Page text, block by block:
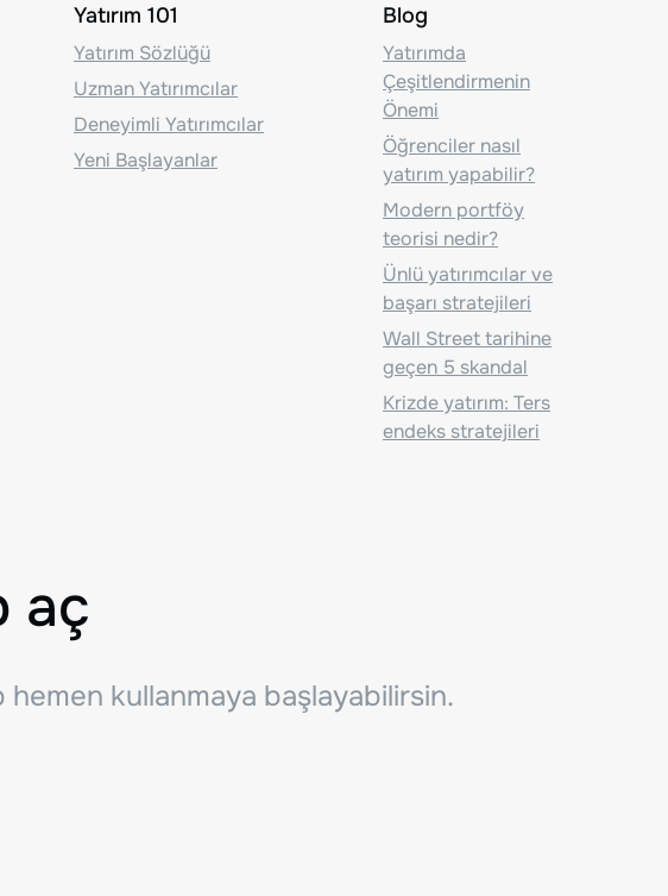
Yatırım 101
Yatırım Sözlüğü
Uzman Yatırımcılar
Deneyimli Yatırımcılar
Yeni Başlayanlar
Blog
Yatırımda
Çeşitlendirmenin
Önemi
Öğrenciler nasıl
yatırım yapabilir?
Modern portföy
teorisi nedir?
Ünlü yatırımcılar ve
başarı stratejileri
Wall Street tarihine
geçen 5 skandal
Krizde yatırım: Ters
endeks stratejileri
aç
hemen kullanmaya başlayabilirsin.